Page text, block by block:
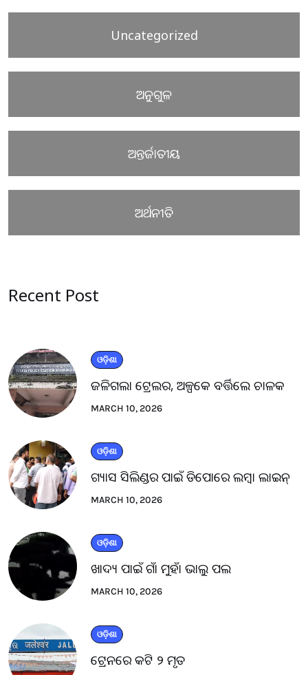
Uncategorized
ଅନୁଗୁଳ
ଅନ୍ତର୍ଜାତୀୟ
ଅର୍ଥନୀତି
Recent Post
ଓଡ଼ିଶା
ଜଳିଗଲା ଟ୍ରେଲର, ଅଳ୍ପକେ ବର୍ତ୍ତିଲେ ଚାଳକ
MARCH 10, 2026
ଓଡ଼ିଶା
ଗ୍ୟାସ ସିଲିଣ୍ଡର ପାଇଁ ଡିପୋରେ ଲମ୍ବା ଲାଇନ୍
MARCH 10, 2026
ଓଡ଼ିଶା
ଖାଦ୍ୟ ପାଇଁ ଗାଁ ମୁହାଁ ଭାଲୁ ପଲ
MARCH 10, 2026
ଓଡ଼ିଶା
ଟ୍ରେନରେ କଟି ୨ ମୃତ